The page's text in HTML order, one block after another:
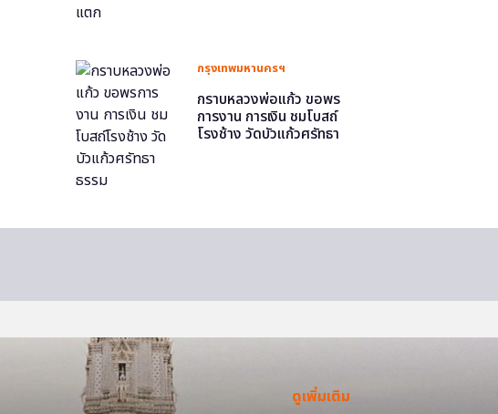
กรุงเทพมหานครฯ
กราบหลวงพ่อแก้ว ขอพร
การงาน การเงิน ชมโบสถ์
โรงช้าง วัดบัวแก้วศรัทธา
ดูเพิ่มเติม